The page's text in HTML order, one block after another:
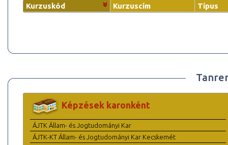
Kurzuskód Kurzuscím Típus
Képzések karonként
ÁJTK Állam- és Jogtudományi Kar
ÁJTK-KT Állam- és Jogtudományi Kar Kecskemét